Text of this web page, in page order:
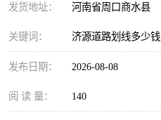
发货地址： 河南省周口商水县
关键词： 济源道路划线多少钱
发布日期： 2026-08-08
阅 读 量： 140